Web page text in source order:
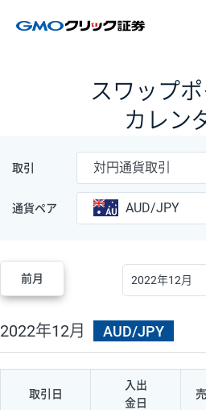
スワップ
カレン
取引 対円通貨取引
通貨ペア AUD/JPY
前月
2022年12月 AUD/JPY
取引日
入出
金日